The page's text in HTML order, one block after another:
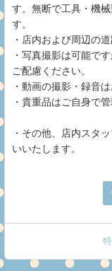
す。無断で工具・機
す。
・店内および周辺の
・写真撮影は可能で
ご配慮ください。
・動画の撮影・録音
・貴重品はご自身で
・その他、店内スタ
いいたします。